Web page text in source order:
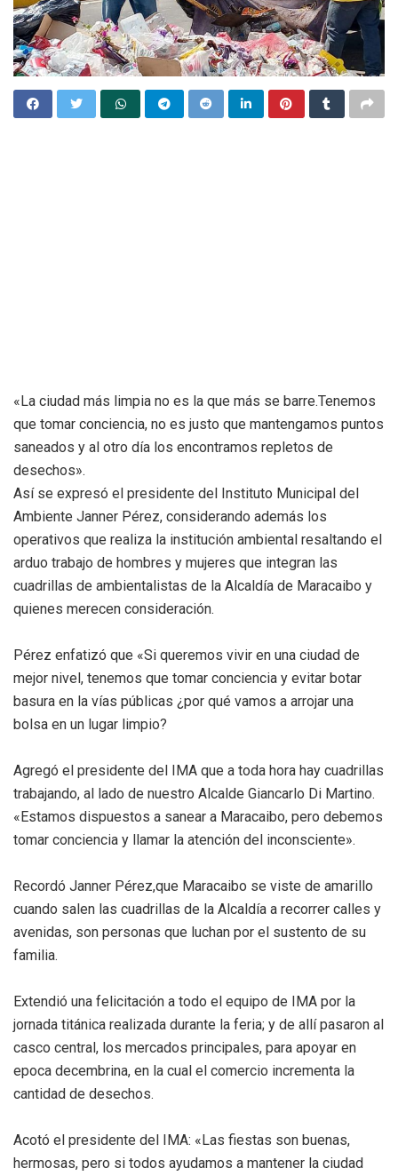
«La ciudad más limpia no es la que más se barre.Tenemos
que tomar conciencia, no es justo que mantengamos puntos
saneados y al otro día los encontramos repletos de
desechos».
Así se expresó el presidente del Instituto Municipal del
Ambiente Janner Pérez, considerando además los
operativos que realiza la institución ambiental resaltando el
arduo trabajo de hombres y mujeres que integran las
cuadrillas de ambientalistas de la Alcaldía de Maracaibo y
quienes merecen consideración.
Pérez enfatizó que «Si queremos vivir en una ciudad de
mejor nivel, tenemos que tomar conciencia y evitar botar
basura en la vías públicas ¿por qué vamos a arrojar una
bolsa en un lugar limpio?
Agregó el presidente del IMA que a toda hora hay cuadrillas
trabajando, al lado de nuestro Alcalde Giancarlo Di Martino.
«Estamos dispuestos a sanear a Maracaibo, pero debemos
tomar conciencia y llamar la atención del inconsciente».
Recordó Janner Pérez,que Maracaibo se viste de amarillo
cuando salen las cuadrillas de la Alcaldía a recorrer calles y
avenidas, son personas que luchan por el sustento de su
familia.
Extendió una felicitación a todo el equipo de IMA por la
jornada titánica realizada durante la feria; y de allí pasaron al
casco central, los mercados principales, para apoyar en
epoca decembrina, en la cual el comercio incrementa la
cantidad de desechos.
Acotó el presidente del IMA: «Las fiestas son buenas,
hermosas, pero si todos ayudamos a mantener la ciudad